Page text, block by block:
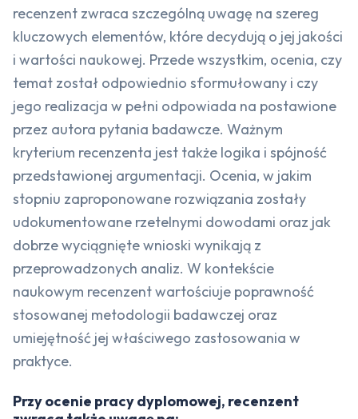
recenzent zwraca szczególną uwagę na szereg
kluczowych elementów, które decydują o jej jakości
i wartości naukowej. Przede wszystkim, ocenia, czy
temat został odpowiednio sformułowany i czy
jego realizacja w pełni odpowiada na postawione
przez autora pytania badawcze. Ważnym
kryterium recenzenta jest także logika i spójność
przedstawionej argumentacji. Ocenia, w jakim
stopniu zaproponowane rozwiązania zostały
udokumentowane rzetelnymi dowodami oraz jak
dobrze wyciągnięte wnioski wynikają z
przeprowadzonych analiz. W kontekście
naukowym recenzent wartościuje poprawność
stosowanej metodologii badawczej oraz
umiejętność jej właściwego zastosowania w
praktyce.
Przy ocenie pracy dyplomowej, recenzent